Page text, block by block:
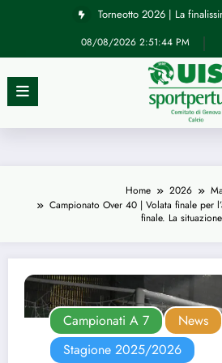
Torneotto 2026 | La
08/08/2026 2:51:45 PM
Home 2026
Campionato Over 40 | Volata finale per
finale. La situazione
Campionati A 7
News
Stagione 2025/2026